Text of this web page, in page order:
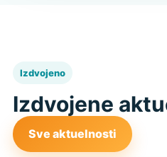
Izdvojeno
Izdvojene
Sve aktuelnosti